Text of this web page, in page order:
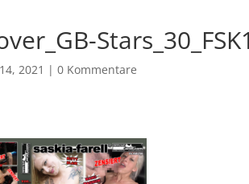
2021 | 0 Kommentare